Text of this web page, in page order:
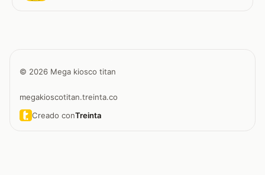
© 2026 Mega kiosco titan
megakioscotitan.treinta.co
Creado conTreinta